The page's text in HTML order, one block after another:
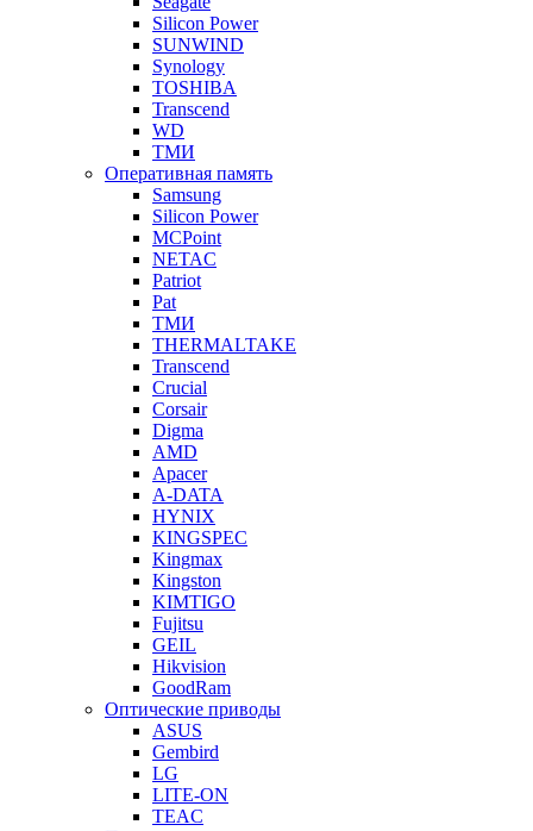
Silicon Power
SUNWIND
Synology
TOSHIBA
Transcend
WD
ТМИ
Оперативная память
Samsung
Silicon Power
MCPoint
NETAC
Patriot
Pat
ТМИ
THERMALTAKE
Transcend
Crucial
Corsair
Digma
AMD
Apacer
A-DATA
HYNIX
KINGSPEC
Kingmax
Kingston
KIMTIGO
Fujitsu
GEIL
Hikvision
GoodRam
Оптические приводы
ASUS
Gembird
LG
LITE-ON
TEAC